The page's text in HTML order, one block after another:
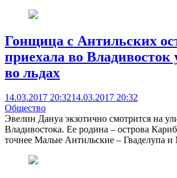
Гонщица с Антильских
приехала во Владивосток
во льдах
14.03.2017 20:3214.03.2017 20:32
Общество
Эвелин Дануа экзотично смотрится на
Владивостока. Ее родина – острова
точнее Малые Антильские – Гваделупа и